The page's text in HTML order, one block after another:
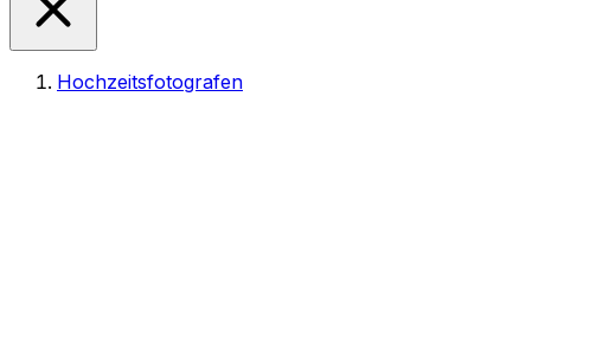
Hochzeitsfotografen